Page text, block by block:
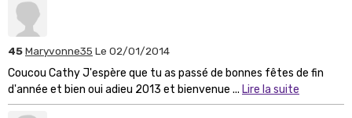
45Maryvonne35 Le 02/01/2014
Coucou Cathy J'espère que tu as passé de bonnes fêtes de fin
d'année et bien oui adieu 2013 et bienvenue ... Lire la suite